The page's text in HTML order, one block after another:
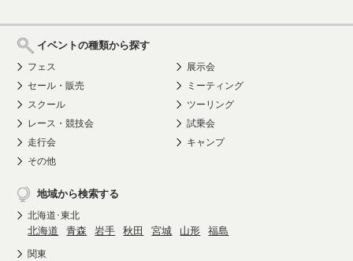
イベントの種類から探す
フェス
展示会
セール・販売
ミーティング
スクール
ツーリング
レース・競技会
試乗会
走行会
キャンプ
その他
地域から検索する
北海道･東北
北海道 青森 岩手 秋田 宮城 山形 福島
関東